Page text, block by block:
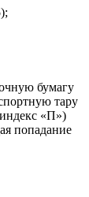
бумагу
тару
«П»)
попадание